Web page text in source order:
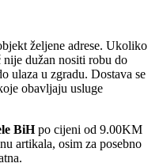
željene adrese. Ukoliko
nije dužan nositi robu do
ulaza u zgradu. Dostava se
obavljaju usluge
BiHpo cijeni od 9.00KM
artikala, osim za posebno